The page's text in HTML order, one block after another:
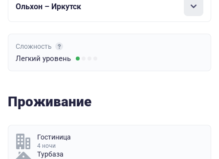
Ольхон – Иркутск
Сложность
Легкий уровень
Проживание
Гостиница
4 ночи
Турбаза